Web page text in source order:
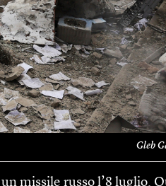
Gleb
missile russo l’8 luglio.